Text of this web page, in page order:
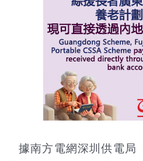
據南方電網深圳供電局